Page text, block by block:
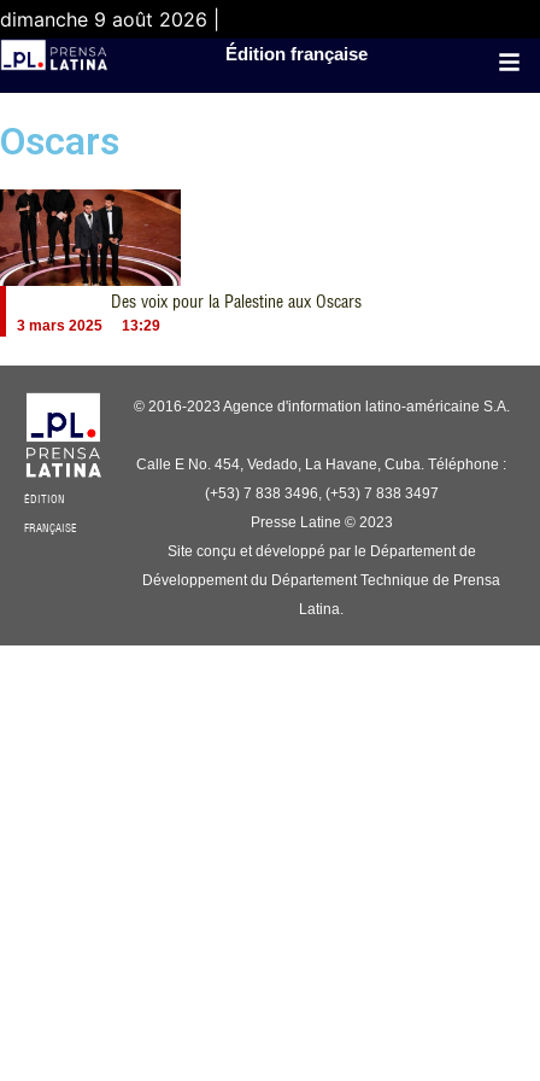
dimanche 9 août 2026 |
Édition française
Oscars
Des voix pour la Palestine aux Oscars
3 mars 2025 13:29
ÉDITION
FRANÇAISE
© 2016-2023 Agence d'information latino-américaine S.A.
Calle E No. 454, Vedado, La Havane, Cuba. Téléphone :
(+53) 7 838 3496, (+53) 7 838 3497
Presse Latine © 2023
Site conçu et développé par le Département de
Développement du Département Technique de Prensa
Latina.